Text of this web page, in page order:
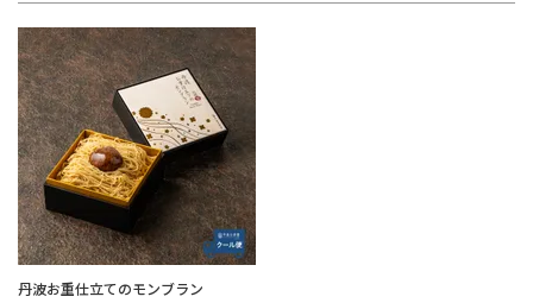
丹波お重仕立てのモンブラン